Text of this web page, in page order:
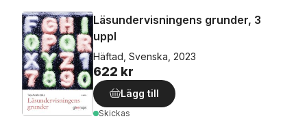
Läsundervisningens grunder, 3
uppl
Häftad, Svenska, 2023
622 kr
Lägg till
Skickas